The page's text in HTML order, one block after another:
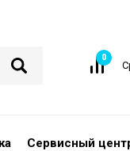
0
Сервисный